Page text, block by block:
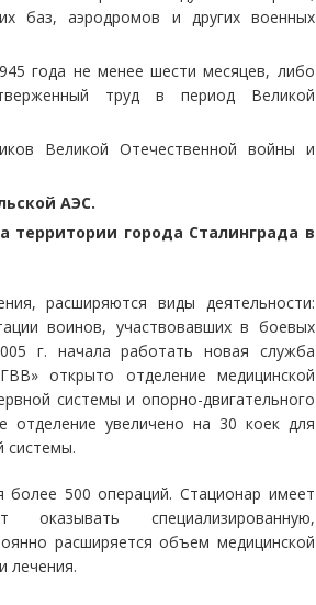
баз, аэродромов и других военных
года не менее шести месяцев, либо
труд в период Великой
Великой Отечественной войны и
АЭС.
территории города Сталинграда в
расширяются виды деятельности:
воинов, участвовавших в боевых
г. начала работать новая служба
открыто отделение медицинской
системы и опорно-двигательного
увеличено на 30 коек для
системы.
500 операций. Стационар имеет
специализированную,
расширяется объем медицинской
лечения.